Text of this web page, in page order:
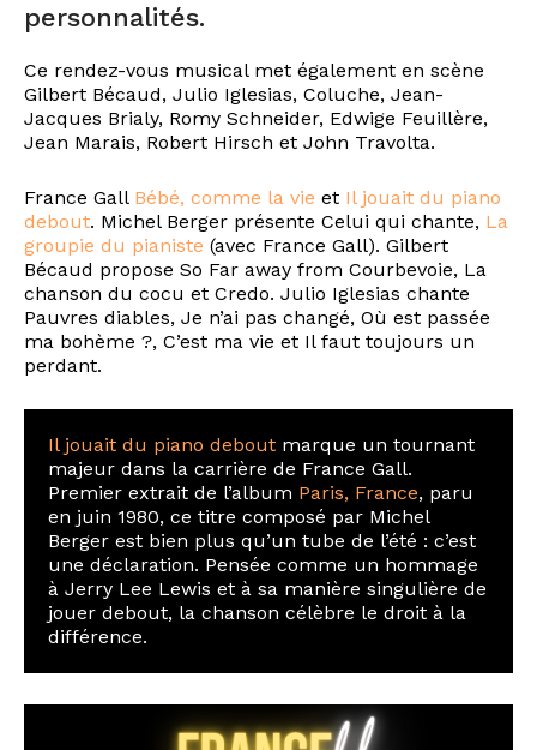
personnalités.
Ce rendez-vous musical met également en scène
Gilbert Bécaud, Julio Iglesias, Coluche, Jean-
Jacques Brialy, Romy Schneider, Edwige Feuillère,
Jean Marais, Robert Hirsch et John Travolta.
France Gall Bébé, comme la vie et Il jouait du piano
debout. Michel Berger présente Celui qui chante, La
groupie du pianiste (avec France Gall). Gilbert
Bécaud propose So Far away from Courbevoie, La
chanson du cocu et Credo. Julio Iglesias chante
Pauvres diables, Je n’ai pas changé, Où est passée
ma bohème ?, C’est ma vie et Il faut toujours un
perdant.
Il jouait du piano debout marque un tournant
majeur dans la carrière de France Gall.
Premier extrait de l’album Paris, France, paru
en juin 1980, ce titre composé par Michel
Berger est bien plus qu’un tube de l’été : c’est
une déclaration. Pensée comme un hommage
à Jerry Lee Lewis et à sa manière singulière de
jouer debout, la chanson célèbre le droit à la
différence.